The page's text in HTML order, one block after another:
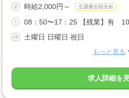
時給2,000円～ 交通費全額支給
08：50〜17：25 【残業】有
土曜日 日曜日 祝日
もっと見る
求人詳細を